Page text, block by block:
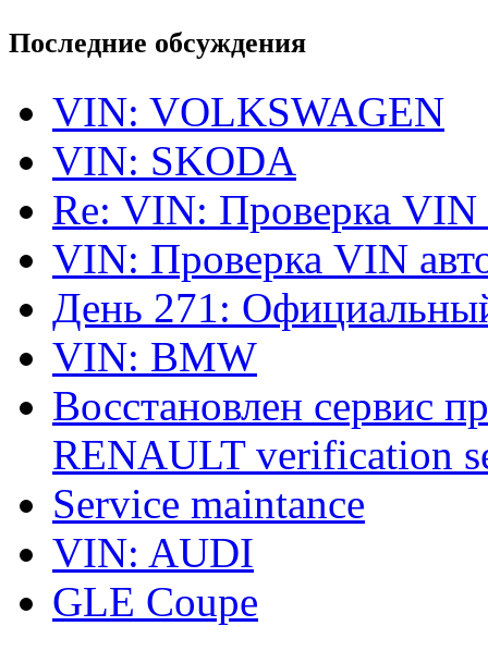
Последние обсуждения
VIN: VOLKSWAGEN
VIN: SKODA
Re: VIN: Проверка VIN
VIN: Проверка VIN
День 271:
VIN: BMW
Восстановлен сервис
RENAULT verification
Service maintance
VIN: AUDI
GLE Coupe